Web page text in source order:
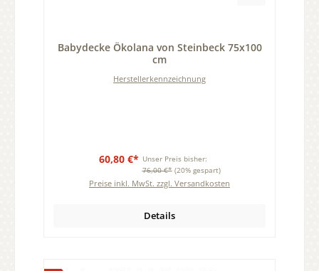
Babydecke Ökolana von Steinbeck 75x100
cm
Herstellerkennzeichnung
60,80 €* Unser Preis bisher:
76,00 €* (20% gespart)
Preise inkl. MwSt. zzgl. Versandkosten
Details